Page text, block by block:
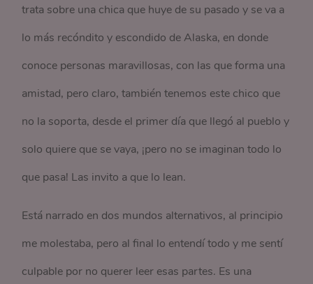
trata sobre una chica que huye de su pasado y se va a
lo más recóndito y escondido de Alaska, en donde
conoce personas maravillosas, con las que forma una
amistad, pero claro, también tenemos este chico que
no la soporta, desde el primer día que llegó al pueblo y
solo quiere que se vaya, ¡pero no se imaginan todo lo
que pasa! Las invito a que lo lean.
Está narrado en dos mundos alternativos, al principio
me molestaba, pero al final lo entendí todo y me sentí
culpable por no querer leer esas partes. Es una